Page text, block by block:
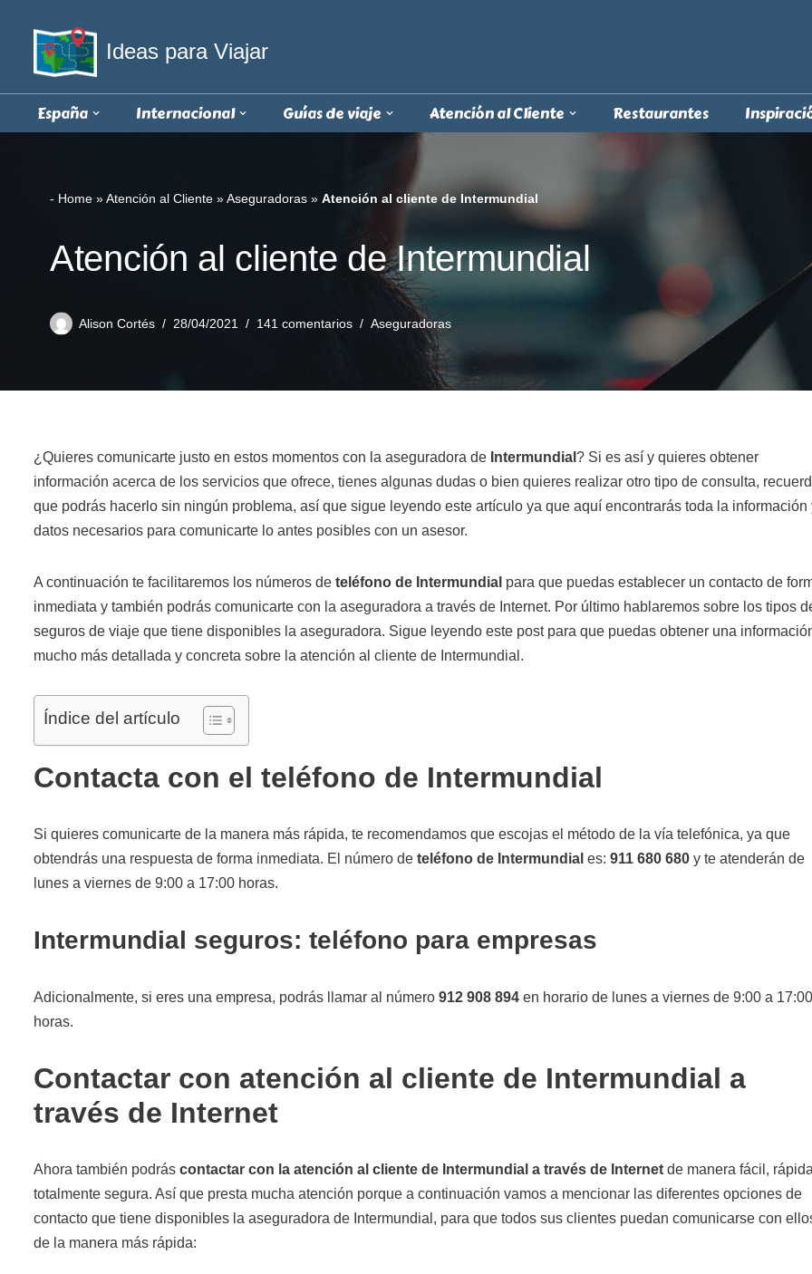
Saltar
contenido
Ideas para Viajar
España Internacional Guías de viaje Atención al Cliente Restaurantes
- Home »Atención al Cliente »Aseguradoras » Atención al cliente de Intermundial
Atención al cliente de Intermundial
Alison Cortés 28/04/2021 141 comentarios Aseguradoras
¿Quieres comunicarte justo en estos momentos con la aseguradora de Intermundial ? Si es así y quieres obtener
información acerca de los servicios que ofrece, tienes algunas dudas o bien quieres realizar otro tipo de consulta,
que podrás hacerlo sin ningún problema, así que sigue leyendo este artículo ya que aquí encontrarás toda la información
datos necesarios para comunicarte lo antes posibles con un asesor.
A continuación te facilitaremos los números de teléfono de Intermundial para que puedas establecer un contacto de
inmediata y también podrás comunicarte con la aseguradora a través de Internet. Por último hablaremos sobre los tipos
seguros de viaje que tiene disponibles la aseguradora. Sigue leyendo este post para que puedas obtener una
mucho más detallada y concreta sobre la atención al cliente de Intermundial.
Índice del artículo
Contacta con el teléfono de Intermundial
Si quieres comunicarte de la manera más rápida, te recomendamos que escojas el método de la vía telefónica, ya que
obtendrás una respuesta de forma inmediata. El número de teléfono de Intermundial es: 911 680 680 y te atenderán de
lunes a viernes de 9:00 a 17:00 horas.
Intermundial seguros: teléfono para empresas
Adicionalmente, si eres una empresa, podrás llamar al número 912 908 894 en horario de lunes a viernes de 9:00 a 17:00
horas.
Contactar con atención al cliente de Intermundial a
través de Internet
Ahora también podrás contactar con la atención al cliente de Intermundial a través de Internet de manera fácil,
totalmente segura. Así que presta mucha atención porque a continuación vamos a mencionar las diferentes opciones de
contacto que tiene disponibles la aseguradora de Intermundial, para que todos sus clientes puedan comunicarse con
de la manera más rápida: